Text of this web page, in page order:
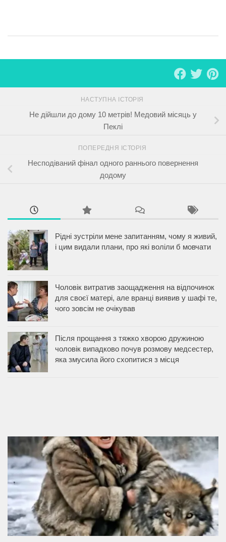
НАСТУПНА ІСТОРІЯ
Не дійшли до дому 10 метрів! Медовий місяць у
Пеклі
ПОПЕРЕДНЯ ІСТОРІЯ
Несподіваний фінал одного раннього повернення
додому
Рідні зустріли мене запитанням, чому я живий,
і цим видали плани, про які воліли б мовчати
Чоловік витратив заощадження на відпочинок
для своєї матері, але вранці виявив у шафі те,
чого зовсім не очікував
Після прощання з тяжко хворою дружиною
чоловік випадково почув розмову медсестер,
яка змусила його схопитися з місця